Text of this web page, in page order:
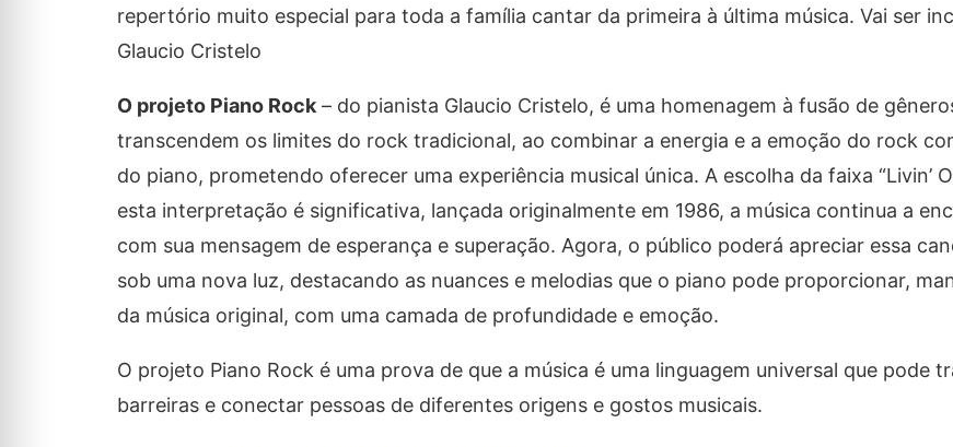
repertório muito especial para toda a família cantar da primeira à última música. Vai ser
Glaucio Cristelo
O projeto Piano Rock– do pianista Glaucio Cristelo, é uma homenagem à fusão de
transcendem os limites do rock tradicional, ao combinar a energia e a emoção do rock
do piano, prometendo oferecer uma experiência musical única. A escolha da faixa “Livin’
esta interpretação é significativa, lançada originalmente em 1986, a música continua a
com sua mensagem de esperança e superação. Agora, o público poderá apreciar essa
sob uma nova luz, destacando as nuances e melodias que o piano pode proporcionar,
da música original, com uma camada de profundidade e emoção.
O projeto Piano Rock é uma prova de que a música é uma linguagem universal que pode
barreiras e conectar pessoas de diferentes origens e gostos musicais.